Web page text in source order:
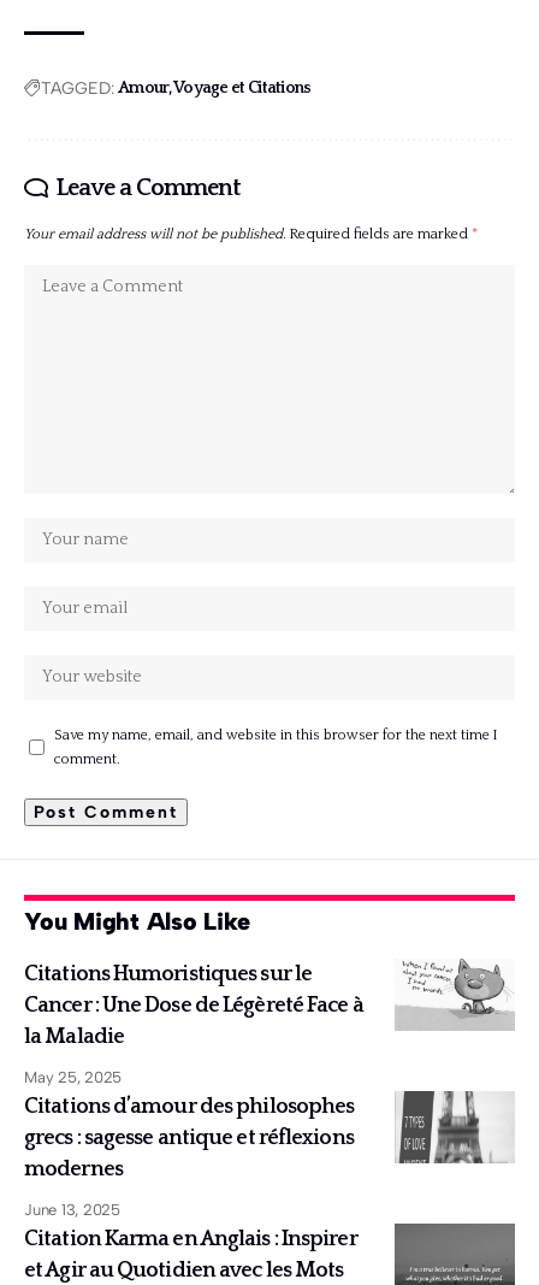
TAGGED:Amour, Voyage et Citations
Leave a Comment
Your email address will not be published. Required fields are marked *
Save my name, email, and website in this browser for the next time I
comment.
You Might Also Like
Citations Humoristiques sur le
Cancer : Une Dose de Légèreté Face à
la Maladie
May 25, 2025
Citations d’amour des philosophes
grecs : sagesse antique et réflexions
modernes
June 13, 2025
Citation Karma en Anglais : Inspirer
et Agir au Quotidien avec les Mots